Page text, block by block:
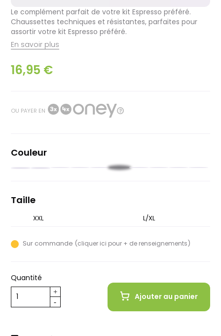
Le complément parfait de votre kit Espresso préféré.
Chaussettes techniques et résistantes, parfaites pour
assortir votre kit Espresso préféré.
En savoir plus
16,95 €
OU PAYER EN
Couleur
Noir Rouge Olive Blanc
Taille
XXL L/XL
Sur commande (cliquer ici pour + de renseignements)
Quantité
Ajouter au panier